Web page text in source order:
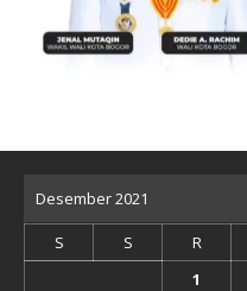
Desember 2021
S S R
1